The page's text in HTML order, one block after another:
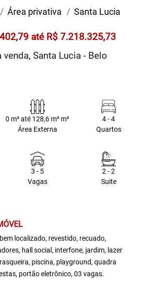
Área privativa Santa Lucia
até R$ 7.218.325,73
Santa Lucia - Belo
0 m² até 128,6 m² m²
Área Externa
4 - 4
Quartos
3 - 5
Vagas
2 - 2
Suite
localizado, revestido, recuado,
hall social, interfone, jardim, lazer
piscina, playground, quadra
portão eletrônico, 03 vagas.